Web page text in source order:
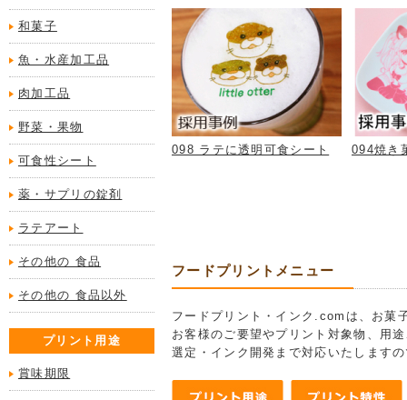
和菓子
魚・水産加工品
肉加工品
野菜・果物
可食性シート
薬・サプリの錠剤
ラテアート
その他の 食品
その他の 食品以外
プリント用途
賞味期限
098 ラテに透明可食シート 094焼き
フードプリントメニュー
フードプリント・インク.comは、お菓
お客様のご要望やプリント対象物、用
選定・インク開発まで対応いたします